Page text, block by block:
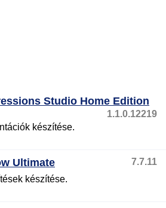
Studio Home Edition
1.1.0.12219
készítése.
Ultimate
7.7.11
készítése.